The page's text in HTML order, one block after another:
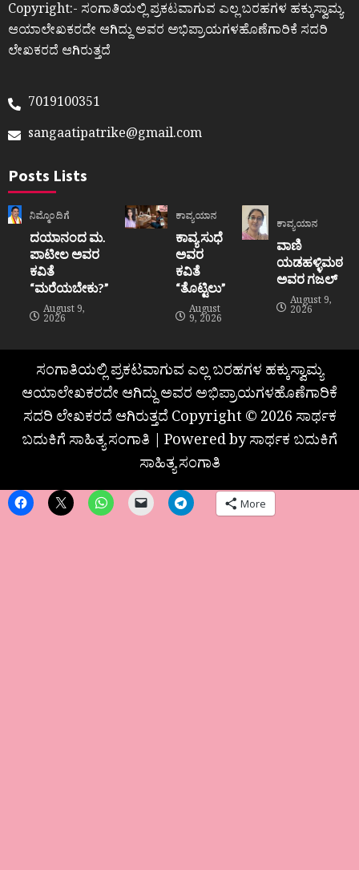
Copyright:- ಸಂಗಾತಿಯಲ್ಲಿ ಪ್ರಕಟವಾಗುವ ಎಲ್ಲ ಬರಹಗಳ ಹಕ್ಕುಸ್ವಾಮ್ಯ
ಆಯಾಲೇಖಕರದೇ ಆಗಿದ್ದು ಅವರ ಅಭಿಪ್ರಾಯಗಳಹೊಣೆಗಾರಿಕೆ ಸದರಿ
ಲೇಖಕರದೆ ಆಗಿರುತ್ತದೆ
7019100351
sangaatipatrike@gmail.com
Posts Lists
ನಿಮ್ಮೊಂದಿಗೆ
ದಯಾನಂದ ಮ.
ಪಾಟೀಲ ಅವರ
ಕವಿತೆ
“ಮರೆಯಬೇಕು?”
August 9,
2026
ಕಾವ್ಯಯಾನ
ಕಾವ್ಯ ಸುಧೆ
ಅವರ
ಕವಿತೆ
“ತೊಟ್ಟಿಲು”
August
9, 2026
ಕಾವ್ಯಯಾನ
ವಾಣಿ
ಯಡಹಳ್ಳಿಮಠ
ಅವರ ಗಜಲ್
August 9,
2026
ಸಂಗಾತಿಯಲ್ಲಿ ಪ್ರಕಟವಾಗುವ ಎಲ್ಲ ಬರಹಗಳ ಹಕ್ಕುಸ್ವಾಮ್ಯ
ಆಯಾಲೇಖಕರದೇ ಆಗಿದ್ದು ಅವರ ಅಭಿಪ್ರಾಯಗಳಹೊಣೆಗಾರಿಕೆ
ಸದರಿ ಲೇಖಕರದೆ ಆಗಿರುತ್ತದೆ Copyright © 2026 ಸಾರ್ಥಕ
ಬದುಕಿಗೆ ಸಾಹಿತ್ಯ ಸಂಗಾತಿ | Powered by ಸಾರ್ಥಕ ಬದುಕಿಗೆ
ಸಾಹಿತ್ಯ ಸಂಗಾತಿ
More